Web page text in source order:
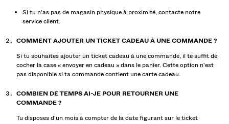
Si tu n'as pas de magasin physique à proximité, contacte notre
service client.
COMMENT AJOUTER UN TICKET CADEAU À UNE COMMANDE ?
Si tu souhaites ajouter un ticket cadeau à une commande, il te suffit de
cocher la case « envoyer en cadeau » dans le panier. Cette option n'est
pas disponible si ta commande contient une carte cadeau.
COMBIEN DE TEMPS AI-JE POUR RETOURNER UNE
COMMANDE ?
Tu disposes d'un mois à compter de la date figurant sur le ticket